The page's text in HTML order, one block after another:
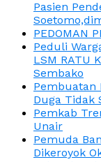
Pasien
PEDOMAN
Peduli
LSM RATU
Sembako
Pembuatan
Duga Tidak
Pemkab
Unair
Pemuda
Dikeroyok